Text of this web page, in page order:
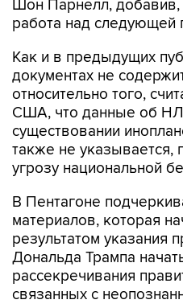
Как и в предыдущих
относительно того,
США, что данные об
существовании
также не
угрозу национальной
В Пентагоне
результатом указания
Дональда Трампа
рассекречивания
связанных с
явлениями, в
прозрачности".